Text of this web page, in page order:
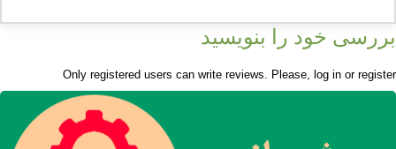
بررسی خود را بنویسید
Only registered users can write reviews. Please, log in or register